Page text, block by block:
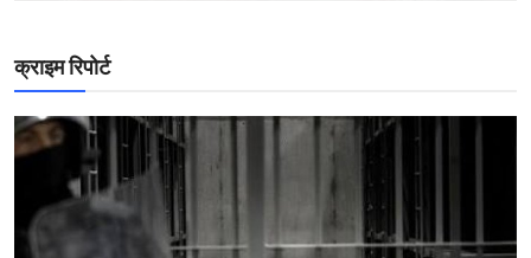
क्राइम रिपोर्ट